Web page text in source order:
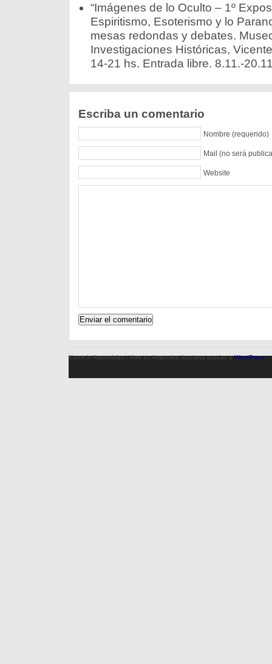
“Imágenes de lo Oculto – 1º
Espiritismo, Esoterismo y lo
mesas redondas y debates.
Investigaciones Históricas,
14-21 hs. Entrada libre. 8.11.-
Escriba un comentario
Nombre (requerido)
Mail (no será
Website
Kunst in Argentinien / Arte en Argentina funciona gracias aWordPress